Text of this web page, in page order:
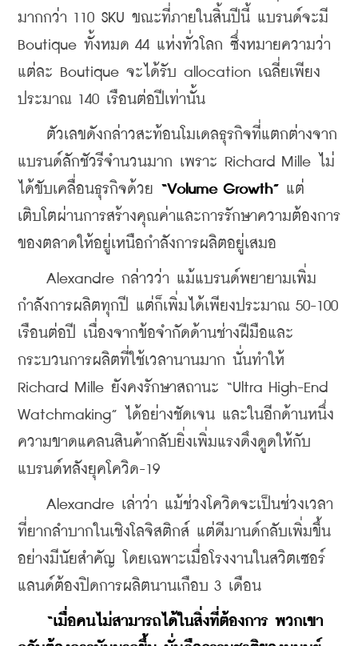
มากกว่า 110 SKU ขณะที่ภายในสิ้นปีนี้ แบรนด์จะมี
Boutique ทั้งหมด 44 แห่งทั่วโลก ซึ่งหมายความว่า
แต่ละ Boutique จะได้รับ allocation เฉลี่ยเพียง
ประมาณ 140 เรือนต่อปีเท่านั้น
ตัวเลขดังกล่าวสะท้อนโมเดลธุรกิจที่แตกต่างจาก
แบรนด์ลักชัวรีจำนวนมาก เพราะ Richard Mille ไม่
ได้ขับเคลื่อนธุรกิจด้วย “Volume Growth” แต่
เติบโตผ่านการสร้างคุณค่าและการรักษาความต้องการ
ของตลาดให้อยู่เหนือกำลังการผลิตอยู่เสมอ
Alexandre กล่าวว่า แม้แบรนด์พยายามเพิ่ม
กำลังการผลิตทุกปี แต่ก็เพิ่มได้เพียงประมาณ 50-100
เรือนต่อปี เนื่องจากข้อจำกัดด้านช่างฝีมือและ
กระบวนการผลิตที่ใช้เวลานานมาก นั่นทำให้
Richard Mille ยังคงรักษาสถานะ “Ultra High-End
Watchmaking” ได้อย่างชัดเจน และในอีกด้านหนึ่ง
ความขาดแคลนสินค้ากลับยิ่งเพิ่มแรงดึงดูดให้กับ
แบรนด์หลังยุคโควิด-19
Alexandre เล่าว่า แม้ช่วงโควิดจะเป็นช่วงเวลา
ที่ยากลำบากในเชิงโลจิสติกส์ แต่ดีมานด์กลับเพิ่มขึ้น
อย่างมีนัยสำคัญ โดยเฉพาะเมื่อโรงงานในสวิตเซอร์
แลนด์ต้องปิดการผลิตนานเกือบ 3 เดือน
“เมื่อคนไม่สามารถได้ในสิ่งที่ต้องการ พวกเขา